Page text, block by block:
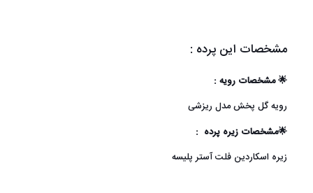
مشخصات این پرده :
🌟 مشخصات رویه :
رویه گل پخش مدل ریزشی
🌟مشخصات زیره پرده :
زیره اسکاردین فلت آستر پلیسه